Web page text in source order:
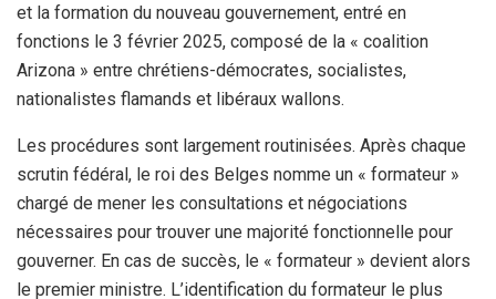
et la formation du nouveau gouvernement, entré en
fonctions le 3 février 2025, composé de la « coalition
Arizona » entre chrétiens-démocrates, socialistes,
nationalistes flamands et libéraux wallons.
Les procédures sont largement routinisées. Après chaque
scrutin fédéral, le roi des Belges nomme un « formateur »
chargé de mener les consultations et négociations
nécessaires pour trouver une majorité fonctionnelle pour
gouverner. En cas de succès, le « formateur » devient alors
le premier ministre. L’identification du formateur le plus